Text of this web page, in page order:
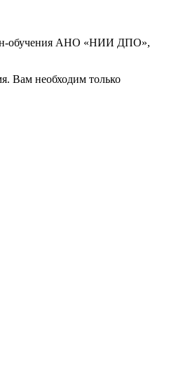
обучения АНО «НИИ ДПО»,
Вам необходим только